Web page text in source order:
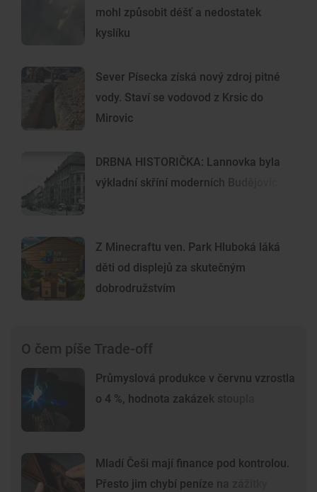
mohl způsobit déšť a nedostatek
kyslíku
Sever Písecka získá nový zdroj pitné
vody. Staví se vodovod z Krsic do
Mirovic
DRBNA HISTORIČKA: Lannovka byla
výkladní skříní moderních Budějovic
Z Minecraftu ven. Park Hluboká láká
děti od displejů za skutečným
dobrodružstvím
O čem píše Trade-off
Průmyslová produkce v červnu vzrostla
o 4 %, hodnota zakázek stoupla
Mladí Češi mají finance pod kontrolou.
Přesto jim chybí peníze na zážitky